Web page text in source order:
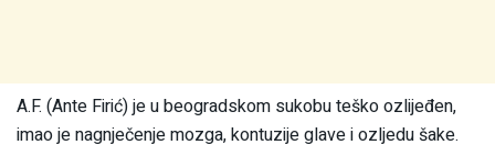
A.F. (Ante Firić) je u beogradskom sukobu teško ozlijeđen,
imao je nagnječenje mozga, kontuzije glave i ozljedu šake.